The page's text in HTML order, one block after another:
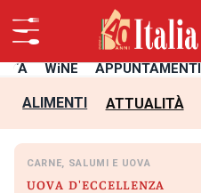
WiNE APPUNTAMENTI
ALIMENTI ATTUALITÀ
CARNE, SALUMI E UOVA
UOVA D'ECCELLENZA